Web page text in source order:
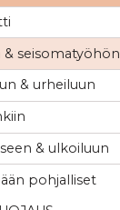
& seisomatyöhön
& urheiluun
& ulkoiluun
pohjalliset